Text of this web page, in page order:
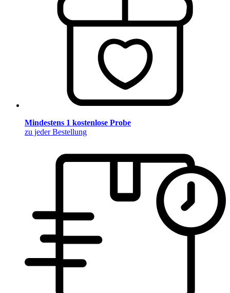
Mindestens 1 kostenlose Probe
zu jeder Bestellung